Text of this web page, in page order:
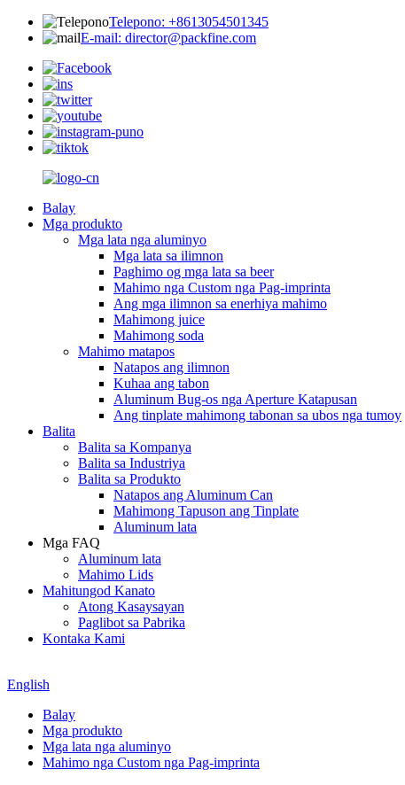
Telepono: +8613054501345
E-mail: director@packfine.com
Balay
Mga produkto
Mga lata nga aluminyo
Mga lata sa ilimnon
Paghimo og mga lata sa beer
Mahimo nga Custom nga Pag-imprinta
Ang mga ilimnon sa enerhiya mahimo
Mahimong juice
Mahimong soda
Mahimo matapos
Natapos ang ilimnon
Kuhaa ang tabon
Aluminum Bug-os nga Aperture Katapusan
Ang tinplate mahimong tabonan sa ubos nga tumoy
Balita
Balita sa Kompanya
Balita sa Industriya
Balita sa Produkto
Natapos ang Aluminum Can
Mahimong Tapuson ang Tinplate
Aluminum lata
Mga FAQ
Aluminum lata
Mahimo Lids
Mahitungod Kanato
Atong Kasaysayan
Paglibot sa Pabrika
Kontaka Kami
English
Balay
Mga produkto
Mga lata nga aluminyo
Mahimo nga Custom nga Pag-imprinta